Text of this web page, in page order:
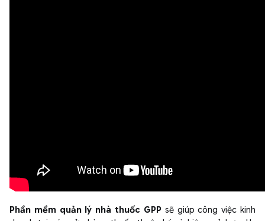
Phần mềm quản lý nhà thuốc GPPsẽ giúp công việc kinh